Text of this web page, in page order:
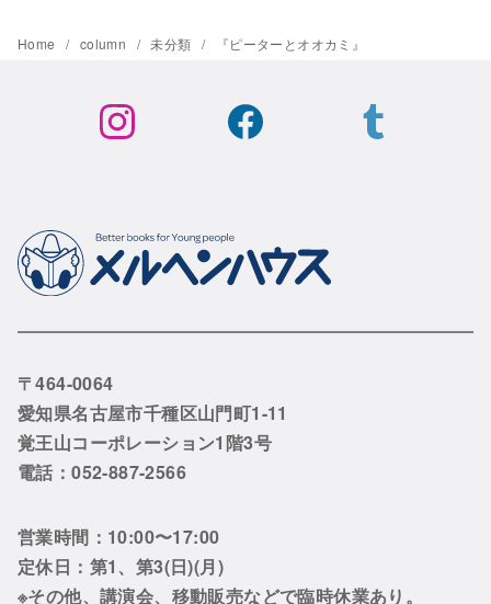
Home column 未分類 『ピーターとオオカミ』
〒464-0064
愛知県名古屋市千種区山門町1-11
覚王山コーポレーション1階3号
電話：052-887-2566
営業時間：10:00〜17:00
定休日：第1、第3(日)(月)
※その他、講演会、移動販売などで臨時休業あり。